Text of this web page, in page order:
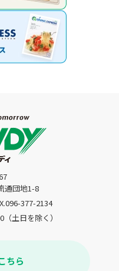
通団地1-8
377-2134
土日を除く）
ちら